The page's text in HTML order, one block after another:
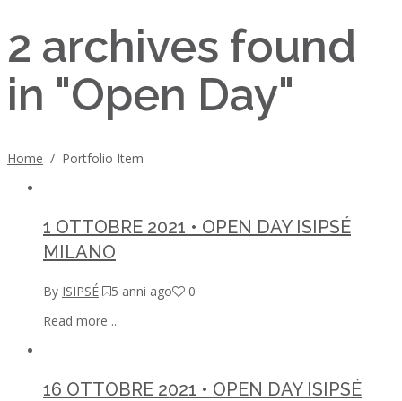
2 archives found
in "Open Day"
Home / Portfolio Item
1 OTTOBRE 2021 • OPEN DAY ISIPSÉ
MILANO
By ISIPSÉ 5 anni ago
0
Read more ...
16 OTTOBRE 2021 • OPEN DAY ISIPSÉ